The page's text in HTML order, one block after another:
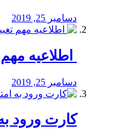
دسامبر 25, 2019
اطلاعیه
دسامبر 25, 2019
کارت ورود